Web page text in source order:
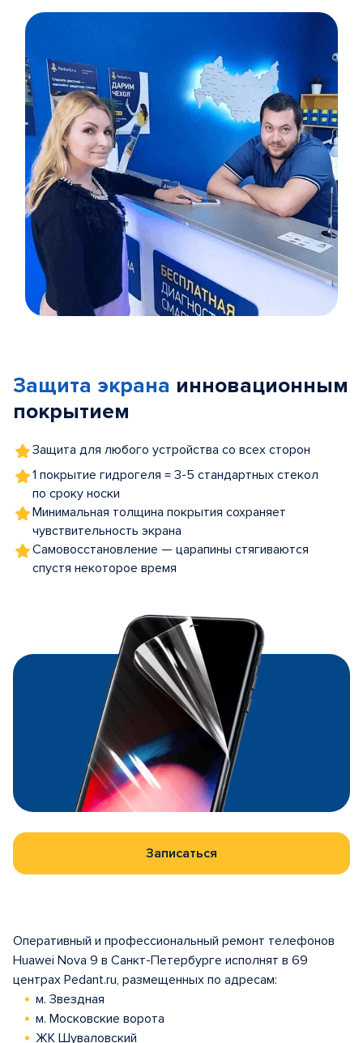
5
Защита экрана инновационным
покрытием
Защита для любого устройства со всех сторон
1 покрытие гидрогеля = 3-5 стандартных стекол
по сроку носки
Минимальная толщина покрытия сохраняет
чувствительность экрана
Самовосстановление — царапины стягиваются
спустя некоторое время
Записаться
Оперативный и профессиональный ремонт телефонов
Huawei Nova 9 в Санкт-Петербурге исполнят в 69
центрах Pedant.ru, размещенных по адресам:
м. Звездная
м. Московские ворота
ЖК Шуваловский